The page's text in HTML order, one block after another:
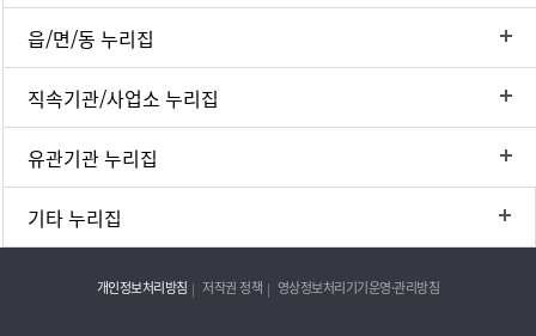
읍/면/동 누리집
직속기관/사업소 누리집
유관기관 누리집
기타 누리집
개인정보처리방침 저작권 정책 영상정보처리기기운영·관리방침